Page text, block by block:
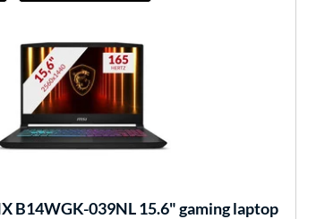
B14WGK-039NL 15.6" gaming laptop